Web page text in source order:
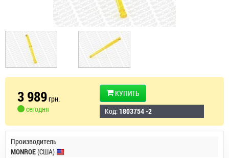
3 989грн.
сегодня
КУПИТЬ
Код: 1803754 -2
Производитель
MONROE(США)